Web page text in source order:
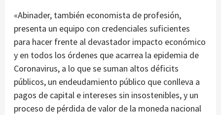
«Abinader, también economista de profesión,
presenta un equipo con credenciales suficientes
para hacer frente al devastador impacto económico
y en todos los órdenes que acarrea la epidemia de
Coronavirus, a lo que se suman altos déficits
públicos, un endeudamiento público que conlleva a
pagos de capital e intereses sin insostenibles, y un
proceso de pérdida de valor de la moneda nacional